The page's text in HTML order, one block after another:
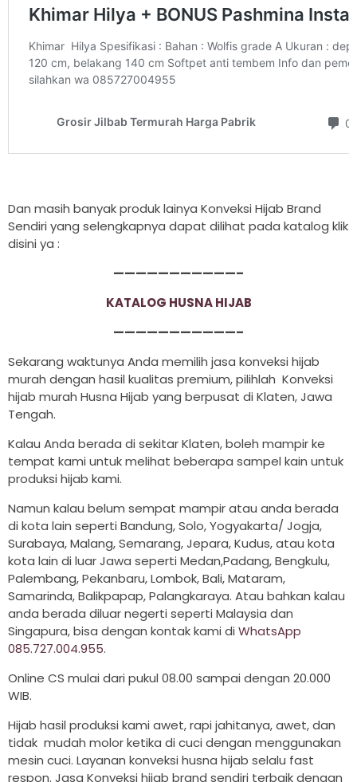
Dan masih banyak produk lainya Konveksi Hijab Brand
Sendiri yang selengkapnya dapat dilihat pada katalog klik
disini ya :
———————————–
KATALOG HUSNA HIJAB
———————————–
Sekarang waktunya Anda memilih jasa konveksi hijab
murah dengan hasil kualitas premium, pilihlah Konveksi
hijab murah Husna Hijab yang berpusat di Klaten, Jawa
Tengah.
Kalau Anda berada di sekitar Klaten, boleh mampir ke
tempat kami untuk melihat beberapa sampel kain untuk
produksi hijab kami.
Namun kalau belum sempat mampir atau anda berada
di kota lain seperti Bandung, Solo, Yogyakarta/ Jogja,
Surabaya, Malang, Semarang, Jepara, Kudus, atau kota
kota lain di luar Jawa seperti Medan,Padang, Bengkulu,
Palembang, Pekanbaru, Lombok, Bali, Mataram,
Samarinda, Balikpapap, Palangkaraya. Atau bahkan kalau
anda berada diluar negerti seperti Malaysia dan
Singapura, bisa dengan kontak kami di WhatsApp
085.727.004.955.
Online CS mulai dari pukul 08.00 sampai dengan 20.000
WIB.
Hijab hasil produksi kami awet, rapi jahitanya, awet, dan
tidak mudah molor ketika di cuci dengan menggunakan
mesin cuci. Layanan konveksi husna hijab selalu fast
respon. Jasa Konveksi hijab brand sendiri terbaik dengan